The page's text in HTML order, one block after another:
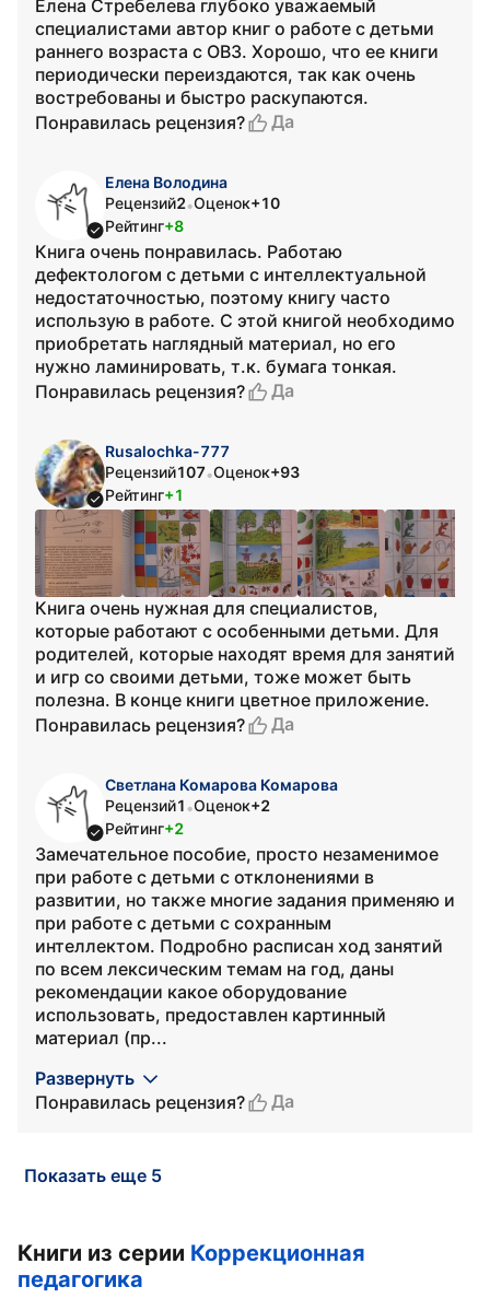
Елена Стребелева глубоко уважаемый
специалистами автор книг о работе с детьми
раннего возраста с ОВЗ. Хорошо, что ее книги
периодически переиздаются, так как очень
востребованы и быстро раскупаются.
Понравилась рецензия?
Да
Елена Володина
Рецензий2•Оценок+10
Рейтинг+8
Книга очень понравилась. Работаю
дефектологом с детьми с интеллектуальной
недостаточностью, поэтому книгу часто
использую в работе. С этой книгой необходимо
приобретать наглядный материал, но его
нужно ламинировать, т.к. бумага тонкая.
Понравилась рецензия?
Да
Rusalochka-777
Рецензий107•Оценок+93
Рейтинг+1
Книга очень нужная для специалистов,
которые работают с особенными детьми. Для
родителей, которые находят время для занятий
и игр со своими детьми, тоже может быть
полезна. В конце книги цветное приложение.
Понравилась рецензия?
Да
Светлана Комарова Комарова
Рецензий1 •Оценок+2
Рейтинг+2
Замечательное пособие, просто незаменимое
при работе с детьми с отклонениями в
развитии, но также многие задания применяю и
при работе с детьми с сохранным
интеллектом. Подробно расписан ход занятий
по всем лексическим темам на год, даны
рекомендации какое оборудование
использовать, предоставлен картинный
материал (пр...
Развернуть
Понравилась рецензия?
Да
Показать еще 5
Книги из серии Коррекционная
педагогика